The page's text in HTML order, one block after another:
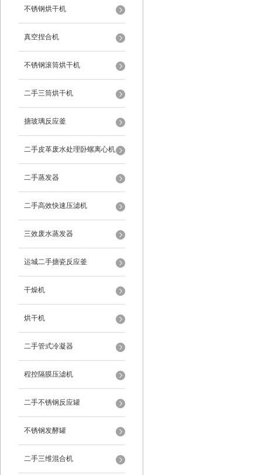
不锈钢烘干机
真空捏合机
不锈钢滚筒烘干机
二手三筒烘干机
搪玻璃反应釜
二手皮革废水处理卧螺离心机
二手蒸发器
二手高效快速压滤机
三效废水蒸发器
运城二手搪瓷反应釜
干燥机
烘干机
二手管式冷凝器
程控隔膜压滤机
二手不锈钢反应罐
不锈钢发酵罐
二手三维混合机